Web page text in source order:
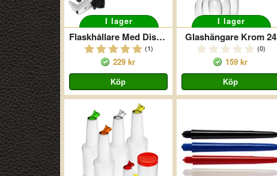
I lager
Flaskhållare Med Dispenser 25ml
(1)
229 kr
I lager
Glashängare Krom 24
(0)
159 kr